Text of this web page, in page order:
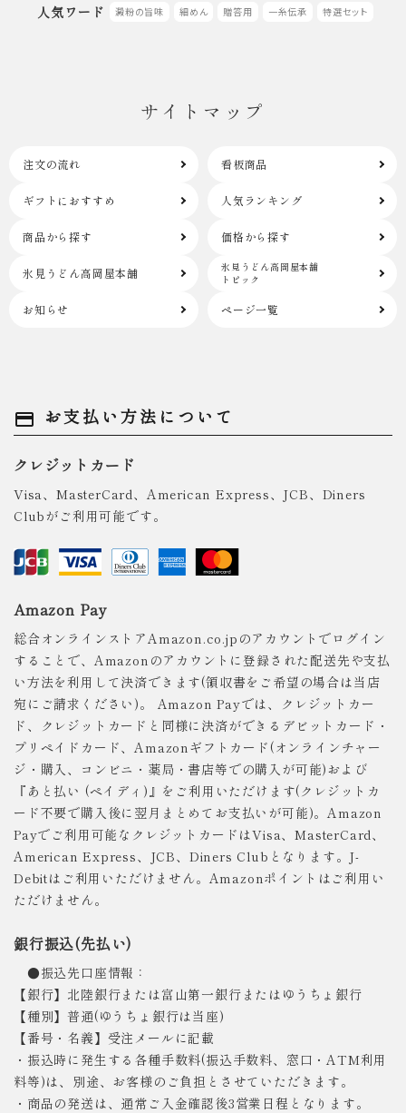
人気ワード 澱粉の旨味 細めん 贈答用 一糸伝承 特選セット
サイトマップ
注文の流れ 看板商品
ギフトにおすすめ 人気ランキング
商品から探す 価格から探す
氷見うどん高岡屋本舗
氷見うどん高岡屋本舗
トピック
お知らせ ページ一覧
payment お支払い方法について
クレジットカード
Visa、MasterCard、American Express、JCB、Diners
Clubがご利用可能です。
Amazon Pay
総合オンラインストアAmazon.co.jpのアカウントでログイン
することで、Amazonのアカウントに登録された配送先や支払
い方法を利用して決済できます(領収書をご希望の場合は当店
宛にご請求ください)。 Amazon Payでは、クレジットカー
ド、クレジットカードと同様に決済ができるデビットカード・
プリペイドカード、Amazonギフトカード(オンラインチャー
ジ・購入、コンビニ・薬局・書店等での購入が可能)および
『あと払い (ペイディ)』をご利用いただけます(クレジットカ
ード不要で購入後に翌月まとめてお支払いが可能)。Amazon
Payでご利用可能なクレジットカードはVisa、MasterCard、
American Express、JCB、Diners Clubとなります。J-
Debitはご利用いただけません。Amazonポイントはご利用い
ただけません。
銀行振込(先払い)
●振込先口座情報：
【銀行】北陸銀行または富山第一銀行またはゆうちょ銀行
【種別】普通(ゆうちょ銀行は当座)
【番号・名義】受注メールに記載
・振込時に発生する各種手数料(振込手数料、窓口・ATM利用
料等)は、別途、お客様のご負担とさせていただきます。
・商品の発送は、通常ご入金確認後3営業日程となります。